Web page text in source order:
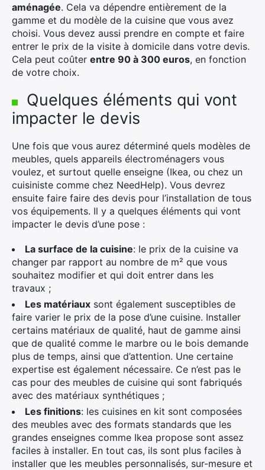
aménagée. Cela va dépendre entièrement de la
gamme et du modèle de la cuisine que vous avez
choisi. Vous devez aussi prendre en compte et faire
entrer le prix de la visite à domicile dans votre devis.
Cela peut coûter entre 90 à 300 euros, en fonction
de votre choix.
Quelques éléments qui vont
impacter le devis
Une fois que vous aurez déterminé quels modèles de
meubles, quels appareils électroménagers vous
voulez, et surtout quelle enseigne (Ikea, ou chez un
cuisiniste comme chez NeedHelp). Vous devrez
ensuite faire faire des devis pour l’installation de tous
vos équipements. Il y a quelques éléments qui vont
impacter le devis d’une pose :
La surface de la cuisine: le prix de la cuisine va
changer par rapport au nombre de m² que vous
souhaitez modifier et qui doit entrer dans les
travaux ;
Les matériaux sont également susceptibles de
faire varier le prix de la pose d’une cuisine. Installer
certains matériaux de qualité, haut de gamme ainsi
que de qualité comme le marbre ou le bois demande
plus de temps, ainsi que d’attention. Une certaine
expertise est également nécessaire. Ce n’est pas le
cas pour des meubles de cuisine qui sont fabriqués
avec des matériaux synthétiques ;
Les finitions: les cuisines en kit sont composées
des meubles avec des formats standards que les
grandes enseignes comme Ikea propose sont assez
faciles à installer. En tout cas, ils sont plus faciles à
installer que les meubles personnalisés, sur-mesure et
Rechercher
: